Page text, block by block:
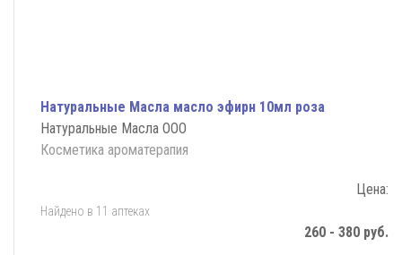
Натуральные Масла масло эфирн 10мл роза
Натуральные Масла ООО
Косметика ароматерапия
Цена:
Найдено в 11 аптеках
260 - 380 руб.